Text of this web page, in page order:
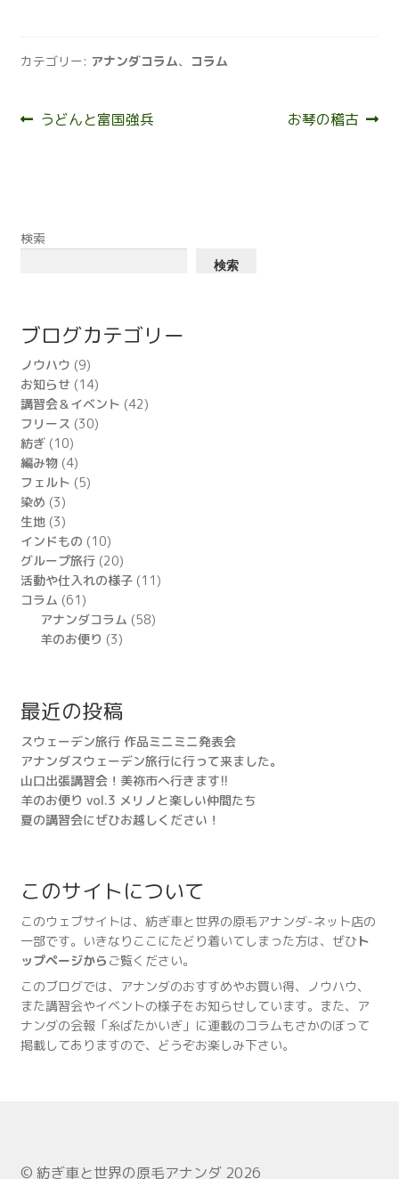
カテゴリー: アナンダコラム、 コラム
投
ビ
ゲ
シ
ョ
ン
前
うどんと富国強兵
次
お琴の稽古
検索
検索
ブログカテゴリー
ノウハウ (9)
お知らせ (14)
講習会＆イベント (42)
フリース (30)
紡ぎ(10)
編み物(4)
フェルト (5)
染め (3)
生地(3)
インドもの (10)
グループ旅行(20)
活動や仕入れの様子(11)
コラム (61)
アナンダコラム (58)
羊のお便り (3)
最近の投稿
スウェーデン旅行 作品ミニミニ発表会
アナンダスウェーデン旅行に行って来ました。
山口出張講習会！美祢市へ行きます!!
羊のお便り vol.3 メリノと楽しい仲間たち
夏の講習会にぜひお越しください！
このサイトについて
このウェブサイトは、紡ぎ車と世界の原毛アナンダ-ネット店の
一部です。いきなりここにたどり着いてしまった方は、ぜひ ト
ップページから ご覧ください。
このブログでは、アナンダのおすすめやお買い得、ノウハウ、
また講習会やイベントの様子をお知らせしています。また、ア
ナンダの会報「糸ばたかいぎ」に連載のコラムもさかのぼって
掲載してありますので、どうぞお楽しみ下さい。
© 紡ぎ車と世界の原毛アナンダ 2026